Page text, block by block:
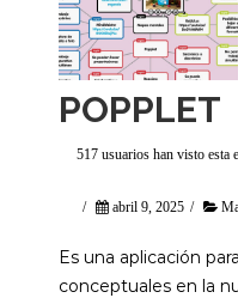
POPPLET
517 usuarios han visto esta
/ abril 9, 2025 /
Es una aplicación
conceptuales en la